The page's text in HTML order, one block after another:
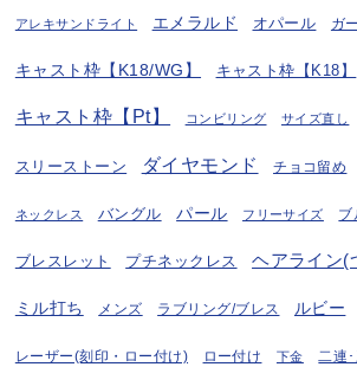
アレキサンドライト エメラルド オパール ガ
キャスト枠【K18/WG】 キャスト枠【K18】
キャスト枠【Pt】 コンビリング サイズ直し
スリーストーン ダイヤモンド チョコ留め
ネックレス バングル パール フリーサイズ ブ
ブレスレット プチネックレス ヘアライン(
ミル打ち メンズ ラブリング/ブレス ルビー
レーザー(刻印・ロー付け) ロー付け 下金 二連